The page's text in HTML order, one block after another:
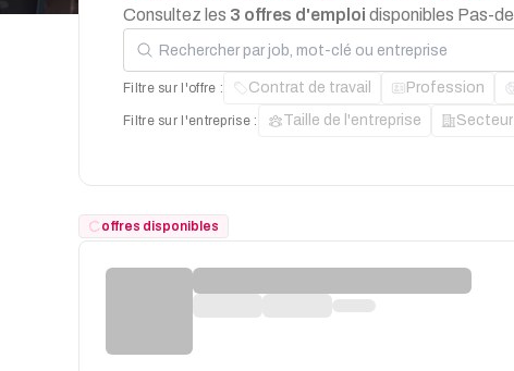
Consultez les 3 offres d'emploi disponibles Pas-
Rechercher par job, mot-clé ou entreprise
Filtre sur l'offre : Contrat de travail Profession
Filtre sur l'entreprise : Taille de l'entreprise Secteur
offres disponibles